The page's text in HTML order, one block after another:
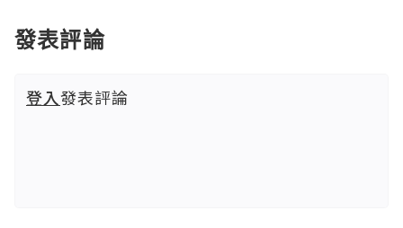
發表評論
登入發表評論